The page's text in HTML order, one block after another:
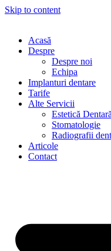
Skip to content
Acasă
Despre
Despre noi
Echipa
Implanturi dentare
Tarife
Alte Servicii
Estetică Dentară
Stomatologie
Radiografii
Articole
Contact